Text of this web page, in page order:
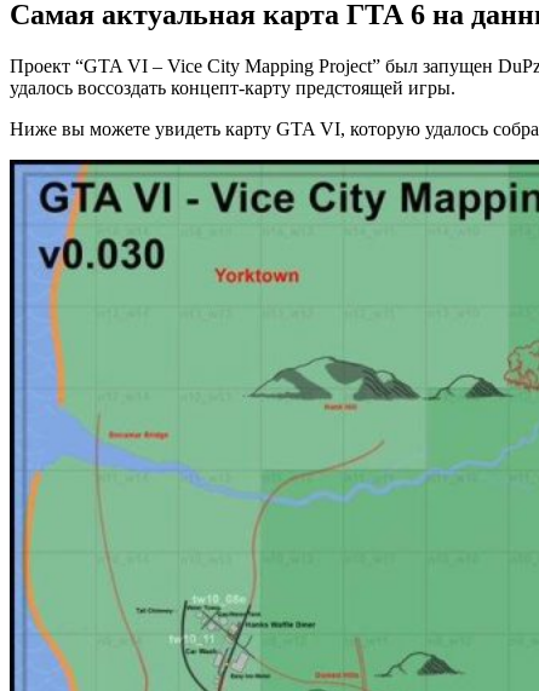
Самая актуальная карта ГТА 6 на
Проект “GTA VI – Vice City Mapping Project” был запущен
удалось воссоздать концепт-карту предстоящей игры.
Ниже вы можете увидеть карту GTA VI, которую удалось